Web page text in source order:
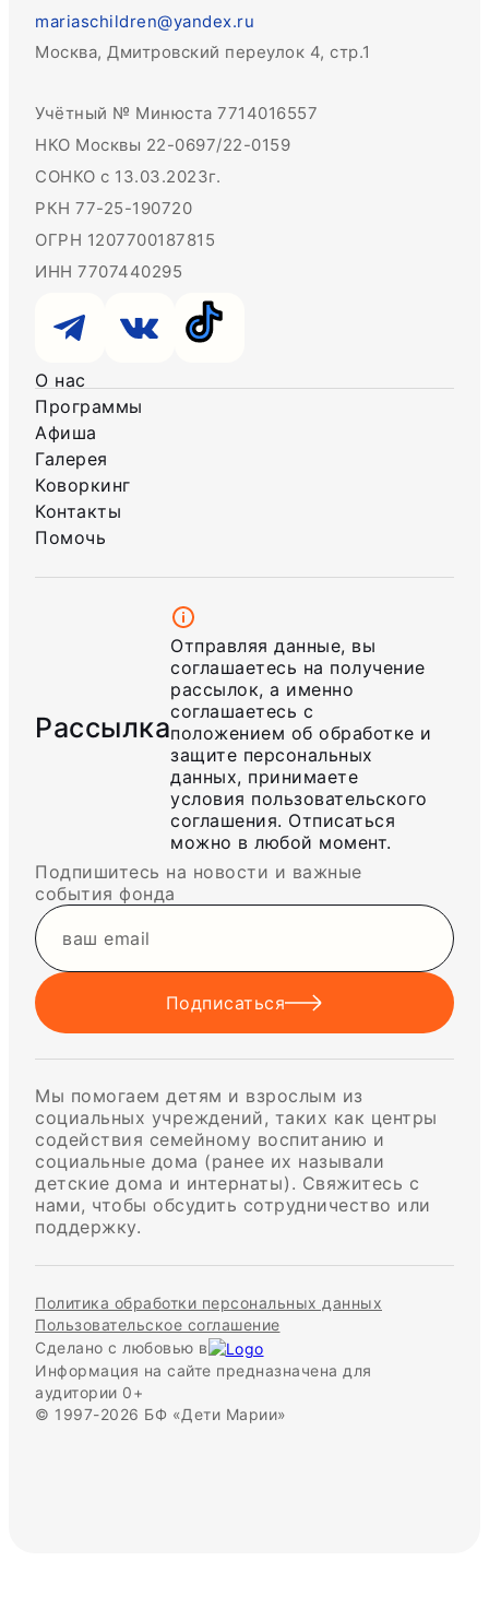
mariaschildren@yandex.ru
Москва, Дмитровский переулок 4, стр.1
Учётный № Минюста 7714016557
НКО Москвы 22-0697/22-0159
СОНКО с 13.03.2023г.
РКН 77-25-190720
ОГРН 1207700187815
ИНН 7707440295
О нас
Программы
Афиша
Галерея
Коворкинг
Контакты
Помочь
Рассылка
Отправляя данные, вы
соглашаетесь на получение
рассылок, а именно
соглашаетесь с
положением об обработке и
защите персональных
данных, принимаете
условия пользовательского
соглашения. Отписаться
можно в любой момент.
Подпишитесь на новости и важные
события фонда
Подписаться
Мы помогаем детям и взрослым из
социальных учреждений, таких как центры
содействия семейному воспитанию и
социальные дома (ранее их называли
детские дома и интернаты). Свяжитесь с
нами, чтобы обсудить сотрудничество или
поддержку.
Политика обработки персональных данных
Пользовательское соглашение
Сделано с любовью в
Информация на сайте предназначена для
аудитории 0+
© 1997-2026 БФ «Дети Марии»